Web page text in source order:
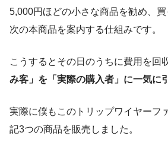
5,000円ほどの小さな商品を勧め、
次の本商品を案内する仕組みです。
こうするとその日のうちに費用を回
み客」を「実際の購入者」に一気に
実際に僕もこのトリップワイヤーフ
記3つの商品を販売しました。